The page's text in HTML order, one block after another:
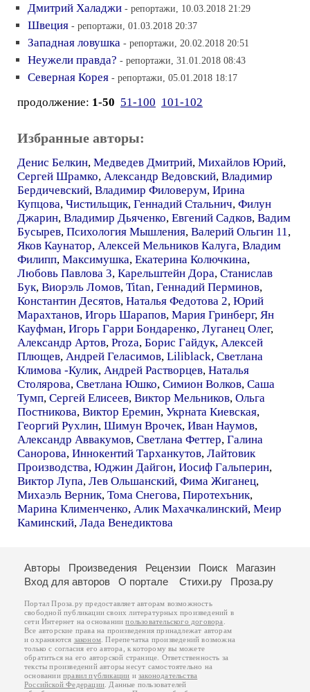
Дмитрий Халаджи - репортажи, 10.03.2018 21:29
Швеция - репортажи, 01.03.2018 20:37
Западная ловушка - репортажи, 20.02.2018 20:51
Неужели правда? - репортажи, 31.01.2018 08:43
Северная Корея - репортажи, 05.01.2018 18:17
продолжение: 1-50 51-100 101-102
Избранные авторы:
Денис Белкин, Медведев Дмитрий, Михайлов Юрий,
Сергей Шрамко, Александр Ведовский, Владимир
Бердичевский, Владимир Филоверум, Ирина
Купцова, Чистильщик, Геннадий Стальнич, Филун
Джарин, Владимир Дьяченко, Евгений Садков, Вадим
Бусырев, Психология Мышления, Валерий Ольгин 11 ,
Яков Каунатор, Алексей Мельников Калуга, Владим
Филипп, Максимушка, Екатерина Колючкина,
Любовь Павлова 3, Карельштейн Дора, Станислав
Бук, Виорэль Ломов, Titan, Геннадий Перминов,
Константин Десятов, Наталья Федотова 2, Юрий
Марахтанов, Игорь Шарапов, Мария Гринберг, Ян
Кауфман, Игорь Гарри Бондаренко, Луганец Олег,
Александр Артов, Proza, Борис Гайдук, Алексей
Плющев, Андрей Геласимов, Liliblack, Светлана
Климова -Кулик, Андрей Растворцев, Наталья
Столярова, Светлана Юшко, Симион Волков, Саша
Тумп, Сергей Елисеев, Виктор Мельников, Ольга
Постникова, Виктор Еремин, Укрната Киевская,
Георгий Рухлин, Шимун Врочек, Иван Наумов,
Александр Аввакумов, Светлана Феттер, Галина
Санорова, Иннокентий Тарханкутов, Лайтовик
Производства, Юджин Дайгон, Иосиф Гальперин,
Виктор Лупа, Лев Ольшанский, Фима Жиганец,
Михаэль Верник, Тома Снегова, Пиротехъник,
Марина Клименченко, Алик Махачкалинский, Меир
Каминский, Лада Венедиктова
Авторы Произведения Рецензии Поиск
Магазин
Вход для авторов
О портале Стихи.ру Проза.ру
Портал Проза.ру предоставляет авторам возможность
свободной публикации своих литературных произведений в
сети Интернет на основаниипользовательского договора
Все авторские права на произведения принадлежат авторам
и охраняются законом . Перепечатка произведений возможна
только с согласия его автора, к которому вы можете
обратиться на его авторской странице. Ответственность за
тексты произведений авторы несут самостоятельно на
основанииправил публикации изаконодательства
Российской Федерации . Данные пользователей